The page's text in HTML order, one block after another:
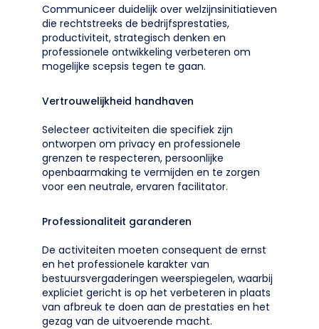
Communiceer duidelijk over welzijnsinitiatieven
die rechtstreeks de bedrijfsprestaties,
productiviteit, strategisch denken en
professionele ontwikkeling verbeteren om
mogelijke scepsis tegen te gaan.
Vertrouwelijkheid handhaven
Selecteer activiteiten die specifiek zijn
ontworpen om privacy en professionele
grenzen te respecteren, persoonlijke
openbaarmaking te vermijden en te zorgen
voor een neutrale, ervaren facilitator.
Professionaliteit garanderen
De activiteiten moeten consequent de ernst
en het professionele karakter van
bestuursvergaderingen weerspiegelen, waarbij
expliciet gericht is op het verbeteren in plaats
van afbreuk te doen aan de prestaties en het
gezag van de uitvoerende macht.